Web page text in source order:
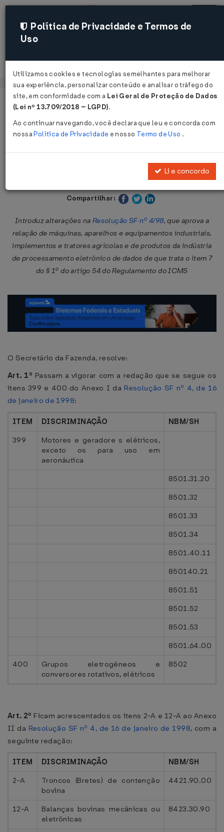
Acessar
Página Inicial Legislações
Resolução SF nº 31 de 22/08/2000
Publicado no DOE - SP em 23 ago 2000
Compartilhar:
Introduz alterações na Resolução SF nº 4/98, que aprova a
relação de máquinas, aparelhos e equipamentos industriais,
implementos e tratores agrícolas e de produtos da indústria
de processamento eletrônico de dados de que trata o item 7
do § 1º do artigo 54 do Regulamento do ICMS
O Secretário da Fazenda, resolve:
Art. 1º Passam a vigorar com a redação que se segue os
itens 399 e 400 do Anexo I da Resolução SF nº 4, de 16
de janeiro de 1998:
ITEM DISCRIMINAÇÃO
NBM/SH
399
Motores e geradore s elétricos,
exceto os para uso em
aeronáutica
8501.31.20
8501.32
8501.33
8501.34
8501.40.11
850140.21
8501.51
8501.52
8501.53
8501.64.00
400
Grupos eletrogêneos e
conversores rotativos, elétricos
8502
Art. 2º Ficam acrescentados os itens 2-A e 12-A ao Anexo
II da Resolução SF nº 4, de 16 de janeiro de 1998, com a
seguinte redação:
ITEM DISCRIMINAÇÃO
NBM/SH
2-A
Troncos (Bretes) de contenção
bovina
4421.90.00
12-A
Balanças bovinas mecânicas ou
eletrônicas
8423.30.90
Política de Privacidade e Termos de
Uso
Utilizamos cookies e tecnologias semelhantes para melhorar
sua experiência, personalizar conteúdo e analisar o tráfego do
site, em conformidade com a Lei Geral de Proteção de Dados
(Lei nº 13.709/2018 – LGPD).
Ao continuar navegando, você declara que leu e concorda com
nossaPolítica de Privacidade e nosso Termo de Uso .
Li e concordo